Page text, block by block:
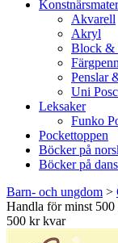
Akvarell
Akryl
Block &
Penslar
Uni
Leksaker
Funko
Pockettoppen
Böcker på
Böcker på
Barn- och ungdom >
Handla för minst
500 kr kvar